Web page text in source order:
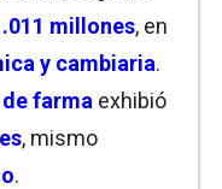
millones, en
y cambiaria.
farma exhibió
, mismo
.